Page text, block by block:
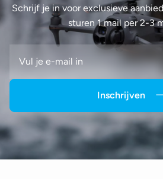
Schrijf je in voor exclusieve
sturen 1 mail per 2-3
Inschrijven